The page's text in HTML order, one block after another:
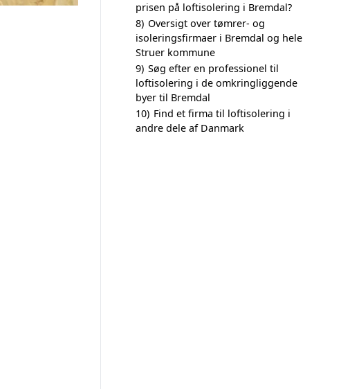
prisen på loftisolering i Bremdal?
8) Oversigt over tømrer- og
isoleringsfirmaer i Bremdal og hele
Struer kommune
9) Søg efter en professionel til
loftisolering i de omkringliggende
byer til Bremdal
10) Find et firma til loftisolering i
andre dele af Danmark